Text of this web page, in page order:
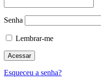
Senha
Lembrar-me
Esqueceu a senha?